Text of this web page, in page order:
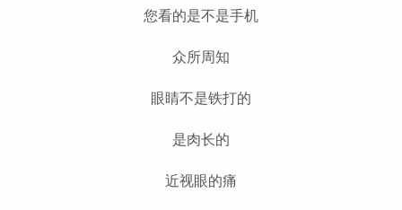
您看的是不是手机
众所周知
眼睛不是铁打的
是肉长的
近视眼的痛